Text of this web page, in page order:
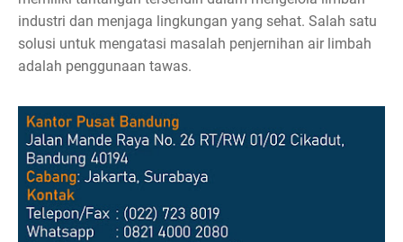
industri dan menjaga lingkungan yang sehat. Salah satu
solusi untuk mengatasi masalah penjernihan air limbah
adalah penggunaan tawas.